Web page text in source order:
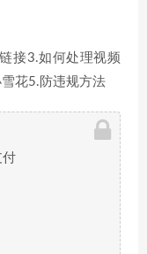
接3.如何处理视频
花5.防违规方法
付